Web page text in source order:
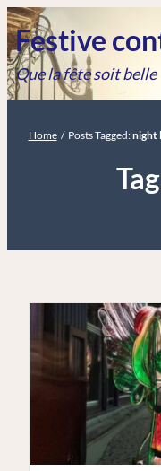
Skip
to
content
Festive
Que la fête soit belle
Home / Posts Tagged:night